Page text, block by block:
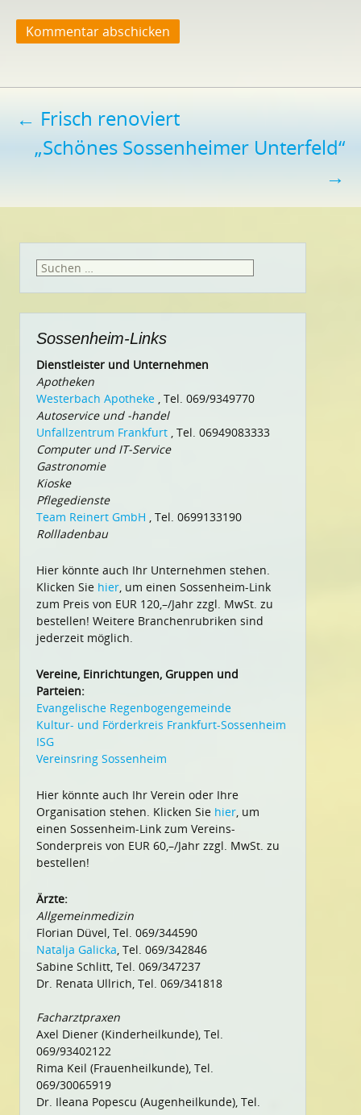
Beitragsnavigation
← Frisch renoviert
„Schönes Sossenheimer Unterfeld“
→
Suchen
Sossenheim-Links
Dienstleister und Unternehmen
Apotheken
Westerbach Apotheke , Tel. 069/9349770
Autoservice und -handel
Unfallzentrum Frankfurt , Tel. 06949083333
Computer und IT-Service
Gastronomie
Kioske
Pflegedienste
Team Reinert GmbH , Tel. 0699133190
Rollladenbau
Hier könnte auch Ihr Unternehmen stehen.
Klicken Sie hier, um einen Sossenheim-Link
zum Preis von EUR 120,–/Jahr zzgl. MwSt. zu
bestellen! Weitere Branchenrubriken sind
jederzeit möglich.
Vereine, Einrichtungen, Gruppen und
Parteien:
Evangelische Regenbogengemeinde
Kultur- und Förderkreis Frankfurt-Sossenheim
ISG
Vereinsring Sossenheim
Hier könnte auch Ihr Verein oder Ihre
Organisation stehen. Klicken Sie hier, um
einen Sossenheim-Link zum Vereins-
Sonderpreis von EUR 60,–/Jahr zzgl. MwSt. zu
bestellen!
Ärzte:
Allgemeinmedizin
Florian Düvel, Tel. 069/344590
Natalja Galicka, Tel. 069/342846
Sabine Schlitt, Tel. 069/347237
Dr. Renata Ullrich, Tel. 069/341818
Facharztpraxen
Axel Diener (Kinderheilkunde), Tel.
069/93402122
Rima Keil (Frauenheilkunde), Tel.
069/30065919
Dr. Ileana Popescu (Augenheilkunde), Tel.